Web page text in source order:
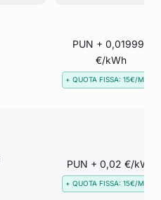
PUN + 0,019998
€/kWh
+ QUOTA FISSA: 15€/MESE
PUN + 0,02 €/kWh
+ QUOTA FISSA: 15€/MESE